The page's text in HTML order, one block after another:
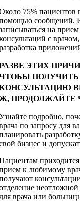
Около 75%
помощью сообщений.
записываться на
консультаций с
разработка
РАЗВЕ ЭТИХ
ЧТОБЫ ПОЛУЧИТЬ
КОНСУЛЬТАЦИЮ
Ж, ПРОДОЛЖАЙТЕ
Узнайте подробно,
врача по запросу для
планировать
свой бизнес и
Пациентам
прием к любимому
получают
отделение
для врача или